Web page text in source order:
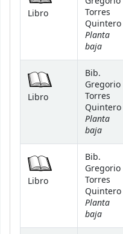
Libro
Torres
Quintero
Planta
baja
Libro
Bib.
Gregorio
Torres
Quintero
Planta
baja
Libro
Bib.
Gregorio
Torres
Quintero
Planta
baja